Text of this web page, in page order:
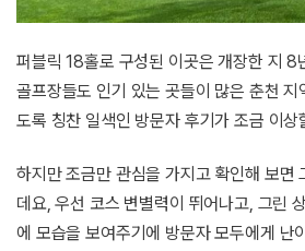
퍼블릭 18홀로 구성된 이곳은 개장한 지 8
골프장들도 인기 있는 곳들이 많은 춘천
도록 칭찬 일색인 방문자 후기가 조금 이상
하지만 조금만 관심을 가지고 확인해 보면
데요, 우선 코스 변별력이 뛰어나고, 그린
에 모습을 보여주기에 방문자 모두에게 난